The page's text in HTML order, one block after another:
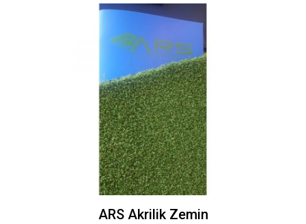
ARS Akrilik Zemin